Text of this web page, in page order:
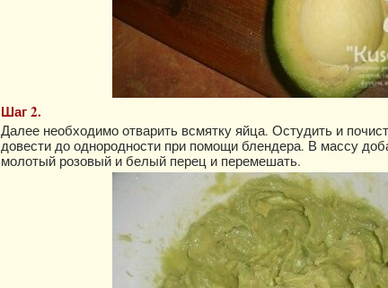
Шаг 2.
Далее необходимо отварить всмятку яйца. Остудить и
довести до однородности при помощи блендера. В массу
молотый розовый и белый перец и перемешать.